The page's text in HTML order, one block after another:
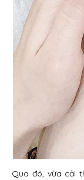
Qua đó, vừa cải